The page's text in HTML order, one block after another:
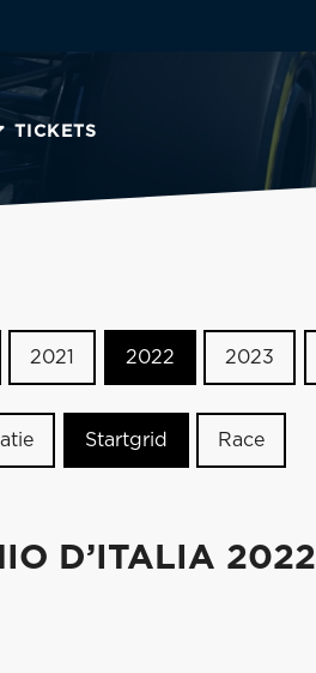
TICKETS
2021 2022 2023
Startgrid Race
D’ITALIA 2022